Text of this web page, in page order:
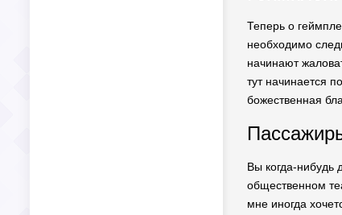
Теперь о
необходимо
начинают
тут начинается
божественная
Вы когда-нибудь
общественном
мне иногда